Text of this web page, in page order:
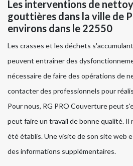
Les interventions de
gouttières dans la ville de
environs dans le 22550
Les crasses et les déchets
peuvent entraîner des
nécessaire de faire des opérations de
contacter des professionnels pour
Pour nous, RG PRO Couverture peut
peut faire un travail de bonne qualité. Il
été établis. Une visite de son site web
des informations supplémentaires.